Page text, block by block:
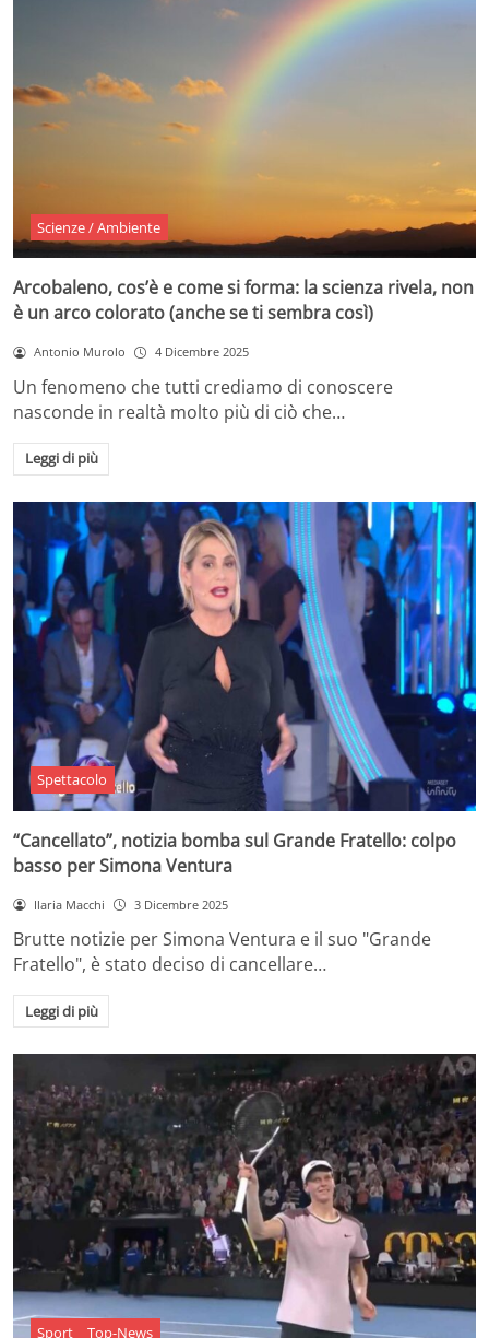
Scienze / Ambiente
Arcobaleno, cos’è e come si forma: la scienza rivela, non
è un arco colorato (anche se ti sembra così)
Antonio Murolo 4 Dicembre 2025
Un fenomeno che tutti crediamo di conoscere
nasconde in realtà molto più di ciò che…
Leggi di più
Spettacolo
“Cancellato”, notizia bomba sul Grande Fratello: colpo
basso per Simona Ventura
Ilaria Macchi 3 Dicembre 2025
Brutte notizie per Simona Ventura e il suo "Grande
Fratello", è stato deciso di cancellare…
Leggi di più
Sport Top-News